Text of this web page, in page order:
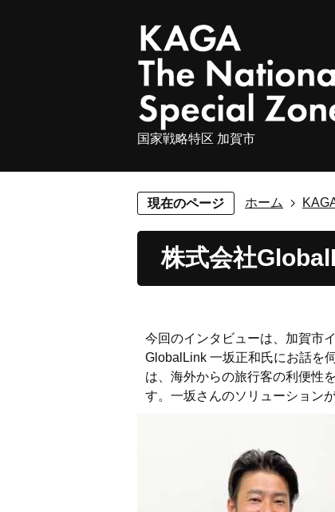
国家戦略特区 加賀市
現在のページ ホーム
株式会社
今回のインタビューは、加賀市
GlobalLink 一坂正和氏にお話を
は、海外からの旅行客の利便性
す。一坂さんのソリューション